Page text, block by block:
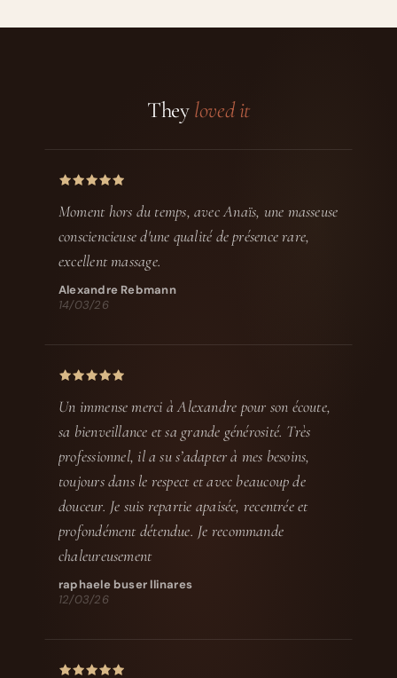
They loved it
Moment hors du temps, avec Anaïs, une masseuse
consciencieuse d'une qualité de présence rare,
excellent massage.
Alexandre Rebmann
14/03/26
Un immense merci à Alexandre pour son écoute,
sa bienveillance et sa grande générosité. Très
professionnel, il a su s’adapter à mes besoins,
toujours dans le respect et avec beaucoup de
douceur. Je suis repartie apaisée, recentrée et
profondément détendue. Je recommande
chaleureusement
raphaele buser llinares
12/03/26